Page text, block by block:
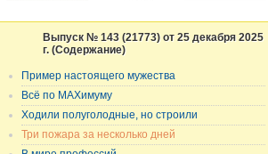
Выпуск № 143 (21773) от 25 декабря 2025
г. (Содержание)
Пример настоящего мужества
Всё по MAXимуму
Ходили полуголодные, но строили
Три пожара за несколько дней